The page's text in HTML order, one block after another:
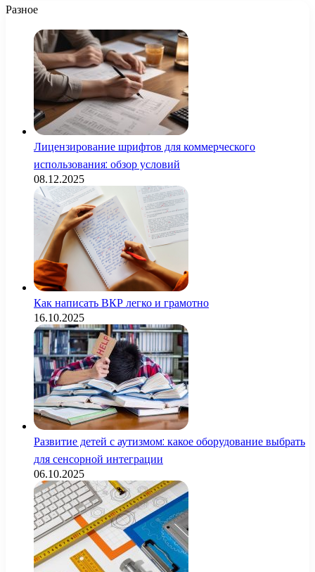
Разное
Лицензирование шрифтов для коммерческого
использования: обзор условий
08.12.2025
Как написать ВКР легко и грамотно
16.10.2025
Развитие детей с аутизмом: какое оборудование выбрать
для сенсорной интеграции
06.10.2025